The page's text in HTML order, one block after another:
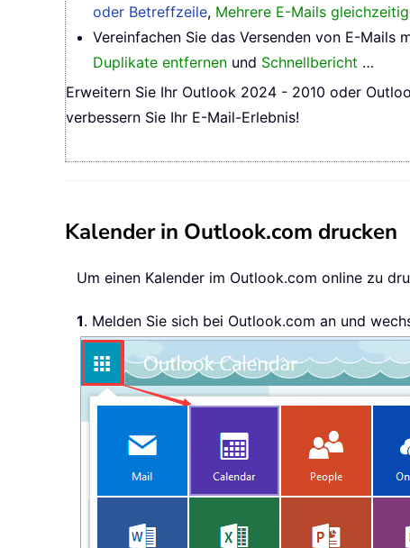
oder Betreffzeile, Mehrere E-Mails
Vereinfachen Sie das Versenden von E-Mails
Duplikate entfernen und Schnellbericht …
Erweitern Sie Ihr Outlook 2024 - 2010 oder
verbessern Sie Ihr E-Mail-Erlebnis!
Kalender in Outlook.com drucken
Um einen Kalender im Outlook.com online zu
1. Melden Sie sich bei Outlook.com an und